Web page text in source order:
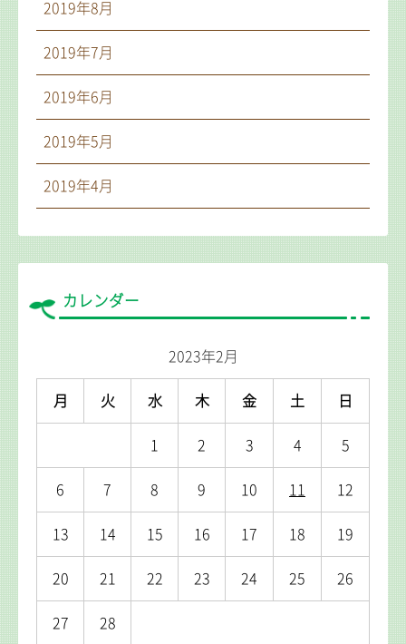
2019年8月
2019年7月
2019年6月
2019年5月
2019年4月
カレンダー
2023年2月
月 火 水 木 金 土 日
1 2 3 4 5
6 7 8 9 10 11 12
13 14 15 16 17 18 19
20 21 22 23 24 25 26
27 28